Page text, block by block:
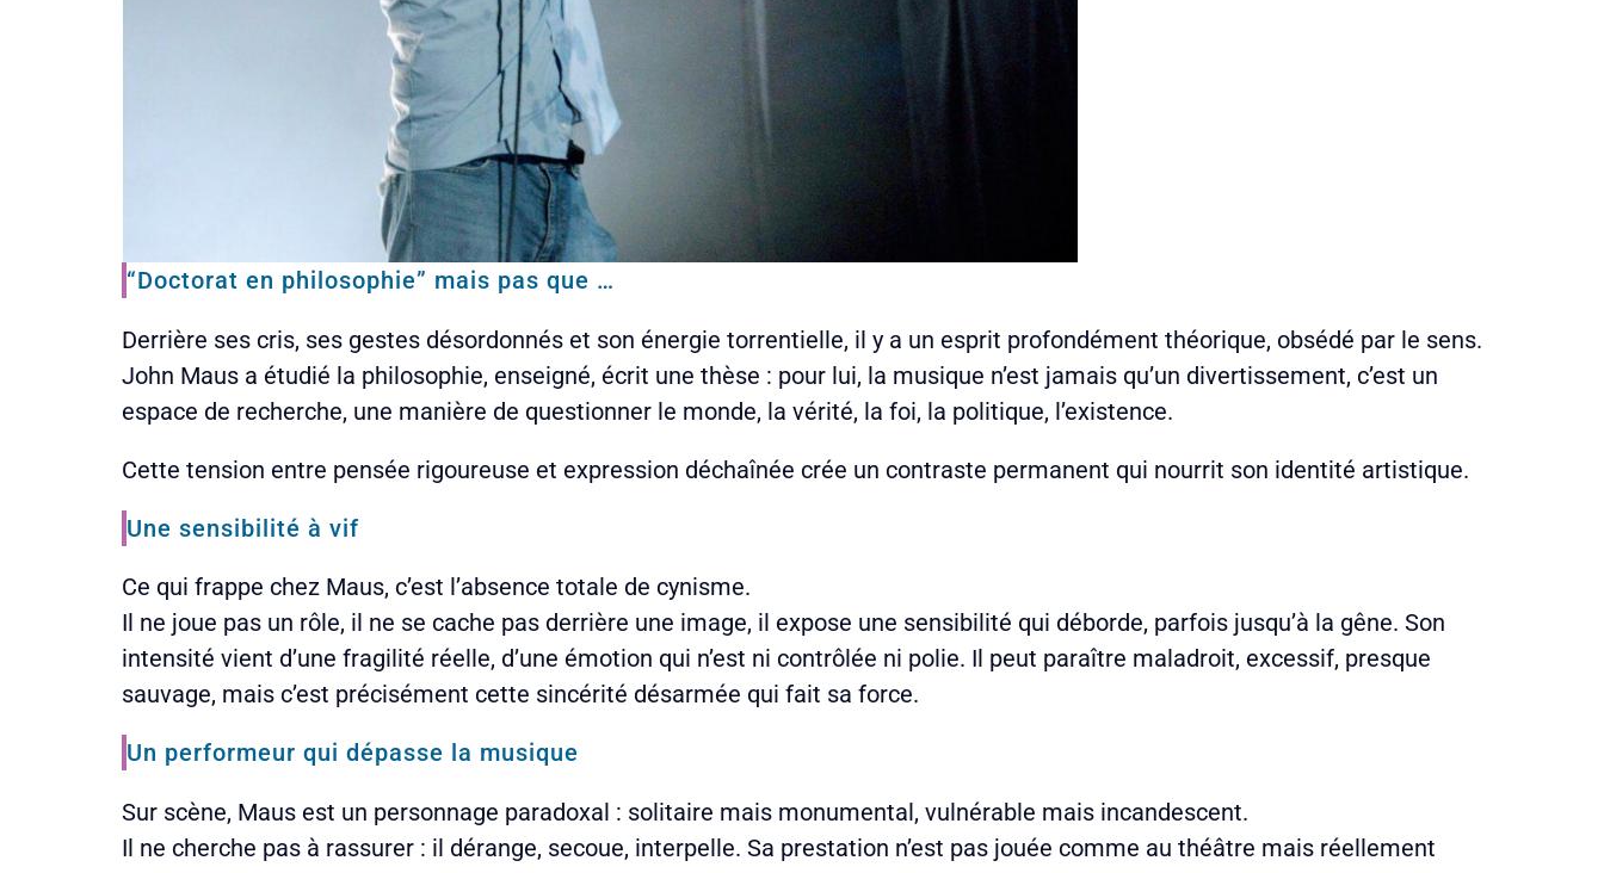
“Doctorat en philosophie” mais pas que …
Derrière ses cris, ses gestes désordonnés et son énergie torrentielle, il y a un esprit profondément théorique, obsédé par le sens.
John Maus a étudié la philosophie, enseigné, écrit une thèse : pour lui, la musique n’est jamais qu’un divertissement, c’est un
espace de recherche, une manière de questionner le monde, la vérité, la foi, la politique, l’existence.
Cette tension entre pensée rigoureuse et expression déchaînée crée un contraste permanent qui nourrit son identité artistique.
Une sensibilité à vif
Ce qui frappe chez Maus, c’est l’absence totale de cynisme.
Il ne joue pas un rôle, il ne se cache pas derrière une image, il expose une sensibilité qui déborde, parfois jusqu’à la gêne. Son
intensité vient d’une fragilité réelle, d’une émotion qui n’est ni contrôlée ni polie. Il peut paraître maladroit, excessif, presque
sauvage, mais c’est précisément cette sincérité désarmée qui fait sa force.
Un performeur qui dépasse la musique
Sur scène, Maus est un personnage paradoxal : solitaire mais monumental, vulnérable mais incandescent.
Il ne cherche pas à rassurer : il dérange, secoue, interpelle. Sa prestation n’est pas jouée comme au théâtre mais réellement